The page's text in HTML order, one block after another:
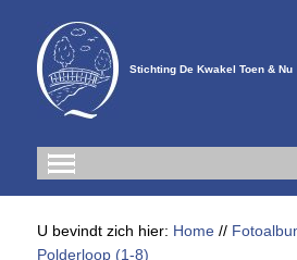
Stichting De Kwakel Toen & Nu
U bevindt zich hier: Home//
Polderloop (1-8)